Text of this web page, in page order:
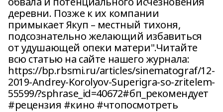
деревни. Позже к их компании
примыкает Якуп – местный тихоня,
подсознательно желающий избавиться
от удушающей опеки матери".Читайте
всю статью на сайте нашего журнала:
https://bp.rbsmi.ru/articles/sinematograf/12-
2019-Andrey-Korolyov-Superigra-so-zritelem-
55599/?sphrase_id=40672#бп_рекомендует
#рецензия #кино #чтопосмотреть